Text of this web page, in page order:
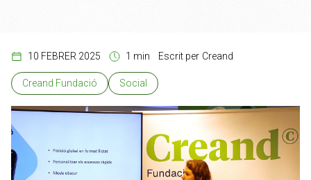
10 FEBRER 2025 1 min Escrit per Creand
Creand Fundació Social